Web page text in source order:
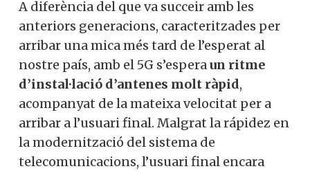
A diferència del que va succeir amb les
anteriors generacions, caracteritzades per
arribar una mica més tard de l’esperat al
nostre país, amb el 5G s’esperaun ritme
d’instal·lació d’antenes molt ràpid,
acompanyat de la mateixa velocitat per a
arribar a l’usuari final. Malgrat la rápidez en
la modernització del sistema de
telecomunicacions, l’usuari final encara